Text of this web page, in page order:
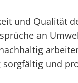
und Qualität
an
und